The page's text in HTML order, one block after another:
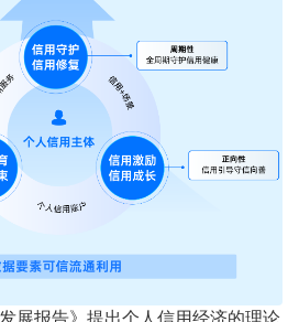
展报告》提出个人信用经济的理论